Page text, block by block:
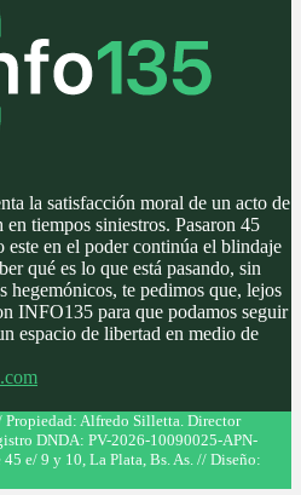
la satisfacción moral de un acto de
tiempos siniestros. Pasaron 45
este en el poder continúa el blindaje
qué es lo que está pasando, sin
hegemónicos, te pedimos que, lejos
INFO135 para que podamos seguir
espacio de libertad en medio de
Alfredo Silletta. Director
DNDA: PV-2026-10090025-APN-
e/ 9 y 10, La Plata, Bs. As. // Diseño: